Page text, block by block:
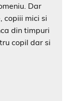
Dar
copiii mici si
din timpuri
copil dar si